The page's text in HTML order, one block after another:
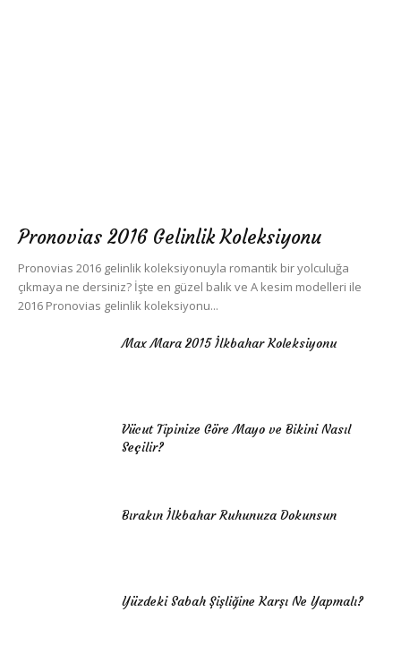
Pronovias 2016 Gelinlik Koleksiyonu
Pronovias 2016 gelinlik koleksiyonuyla romantik bir yolculuğa
çıkmaya ne dersiniz? İşte en güzel balık ve A kesim modelleri ile
2016 Pronovias gelinlik koleksiyonu...
Max Mara 2015 İlkbahar Koleksiyonu
Vücut Tipinize Göre Mayo ve Bikini Nasıl
Seçilir?
Bırakın İlkbahar Ruhunuza Dokunsun
Yüzdeki Sabah Şişliğine Karşı Ne Yapmalı?